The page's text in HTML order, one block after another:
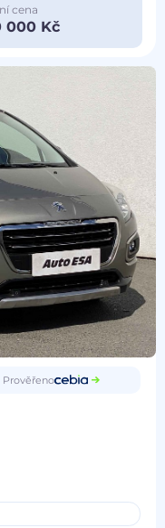
cena
000 Kč
Prověřeno